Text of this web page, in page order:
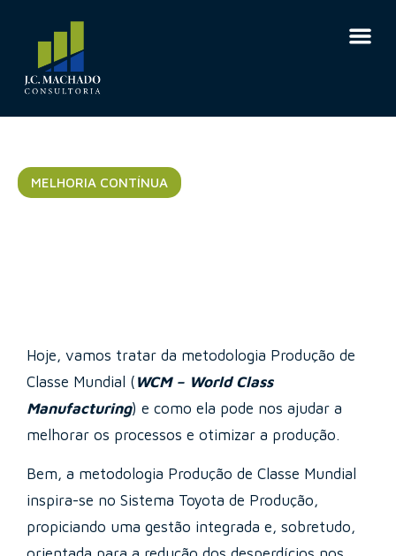
MELHORIA CONTÍNUA
Hoje, vamos tratar da metodologia Produção de
Classe Mundial ( WCM – World Class
Manufacturing) e como ela pode nos ajudar a
melhorar os processos e otimizar a produção.
Bem, a metodologia Produção de Classe Mundial
inspira-se no Sistema Toyota de Produção,
propiciando uma gestão integrada e, sobretudo,